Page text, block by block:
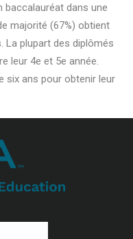
baccalauréat dans une
majorité (67%) obtient
La plupart des diplômés
leur 4e et 5e année.
six ans pour obtenir leur